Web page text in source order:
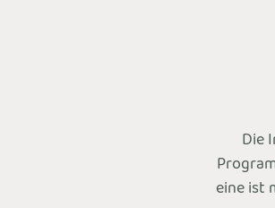
Die
eine ist